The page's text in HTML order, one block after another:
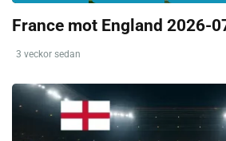
France mot England 2026-
3 veckor sedan